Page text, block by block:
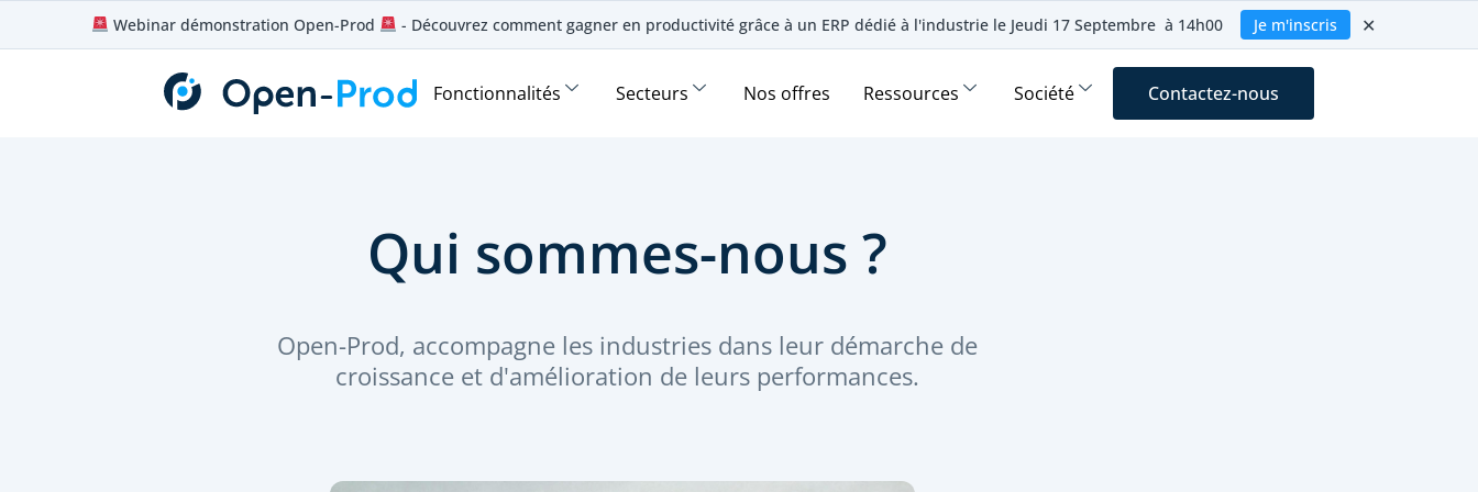
Webinar démonstration Open-Prod - Découvrez comment gagner en productivité grâce à un ERP dédié à l'industrie le Jeudi 17 Septembre à 14h00 Je m'inscris ✕
Fonctionnalités Secteurs Nos offres Ressources Société Contactez-nous
Qui sommes-nous ?
Open-Prod, accompagne les industries dans leur démarche de
croissance et d'amélioration de leurs performances.